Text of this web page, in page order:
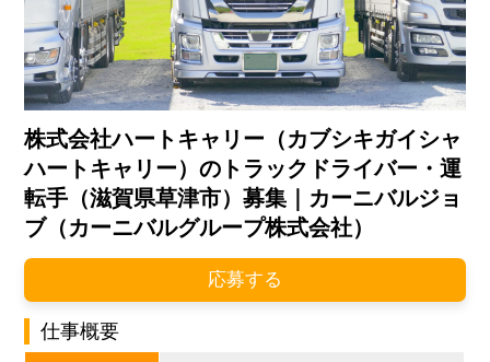
株式会社ハートキャリー（カブシキガイシャ
ハートキャリー）のトラックドライバー・運
転手（滋賀県草津市）募集｜カーニバルジョ
ブ（カーニバルグループ株式会社）
応募する
仕事概要